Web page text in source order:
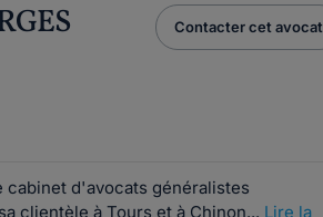
Contacter cet avocat
cabinet d'avocats généralistes
clientèle à Tours et à Chinon... Lire la